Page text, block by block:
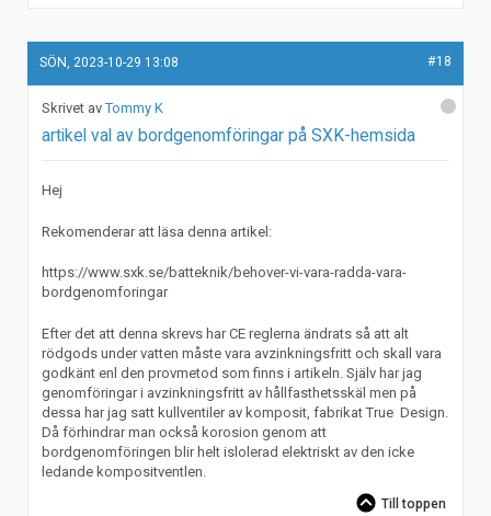
SÖN, 2023-10-29 13:08 #18
Tommy K
artikel val av bordgenomföringar på SXK-hemsida
Hej
Rekomenderar att läsa denna artikel:
https://www.sxk.se/batteknik/behover-vi-vara-radda-vara-
bordgenomforingar
Efter det att denna skrevs har CE reglerna ändrats så att alt
rödgods under vatten måste vara avzinkningsfritt och skall vara
godkänt enl den provmetod som finns i artikeln. Själv har jag
genomföringar i avzinkningsfritt av hållfasthetsskäl men på
dessa har jag satt kullventiler av komposit, fabrikat True Design.
Då förhindrar man också korosion genom att
bordgenomföringen blir helt islolerad elektriskt av den icke
ledande kompositventlen.
Till toppen